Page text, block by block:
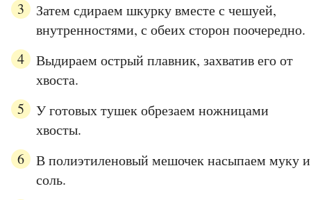
Затем сдираем шкурку вместе с чешуей,
внутренностями, с обеих сторон поочередно.
Выдираем острый плавник, захватив его от
хвоста.
У готовых тушек обрезаем ножницами
хвосты.
В полиэтиленовый мешочек насыпаем муку и
соль.